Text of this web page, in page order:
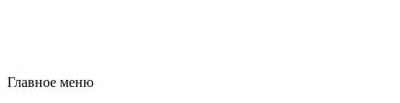
Главное меню